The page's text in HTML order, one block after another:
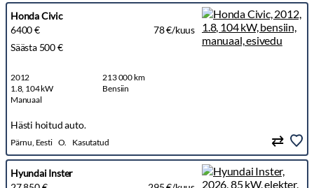
Honda Civic
6400 €
78 €/kuus
Säästa 500 €
2012
213 000 km
1.8, 104 kW
Bensiin
Manuaal
Hästi hoitud auto.
Pärnu, Eesti O. Kasutatud
Hyundai Inster